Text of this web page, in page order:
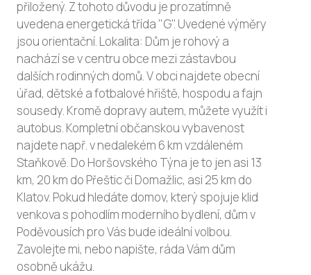
přiložený. Z tohoto důvodu je prozatímně
uvedena energetická třída "G". Uvedené výměry
jsou orientační. Lokalita: Dům je rohový a
nachází se v centru obce mezi zástavbou
dalších rodinných domů. V obci najdete obecní
úřad, dětské a fotbalové hřiště, hospodu a fajn
sousedy. Kromě dopravy autem, můžete využít i
autobus. Kompletní občanskou vybavenost
najdete např. v nedalekém 6 km vzdáleném
Staňkově. Do Horšovského Týna je to jen asi 13
km, 20 km do Přeštic či Domažlic, asi 25 km do
Klatov. Pokud hledáte domov, který spojuje klid
venkova s pohodlím moderního bydlení, dům v
Poděvousích pro Vás bude ideální volbou.
Zavolejte mi, nebo napište, ráda Vám dům
osobně ukážu.